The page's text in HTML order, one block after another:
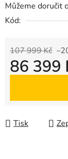
Můžeme doručit
Kód:
107 999 Kč
86 399
Tisk